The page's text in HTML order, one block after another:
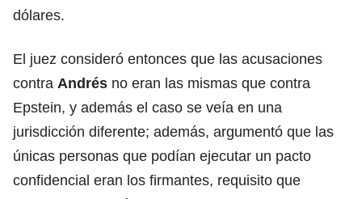
dólares.
El juez consideró entonces que las acusaciones
contra Andrés no eran las mismas que contra
Epstein, y además el caso se veía en una
jurisdicción diferente; además, argumentó que las
únicas personas que podían ejecutar un pacto
confidencial eran los firmantes, requisito que